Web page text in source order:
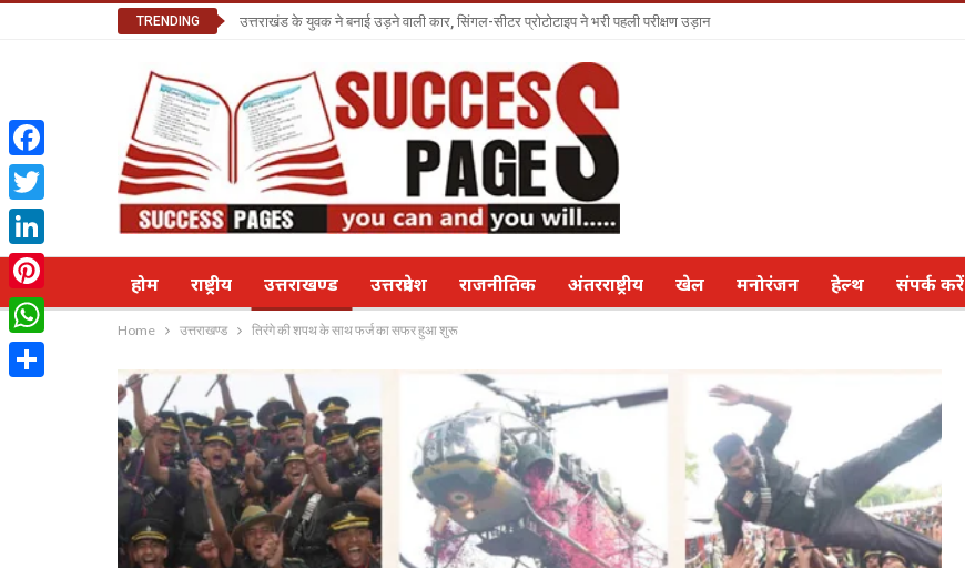
TRENDING उत्तराखंड के युवक ने बनाई उड़ने वाली कार, सिंगल-सीटर प्रोटोटाइप ने भरी पहली परीक्षण उड़ान
होम राष्ट्रीय उत्तराखण्ड उत्तरप्रदेश राजनीतिक अंतरराष्ट्रीय खेल मनोरंजन हेल्थ संपर्क करें
Home उत्तराखण्ड तिरंगे की शपथ के साथ फर्ज का सफर हुआ शुरू
Facebook
Twitter
LinkedIn
Pinterest
WhatsApp